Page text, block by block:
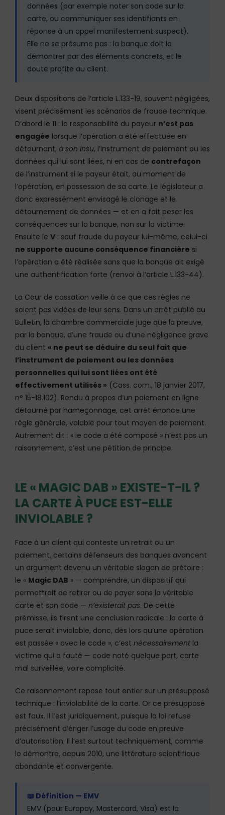
données (par exemple noter son code sur la
carte, ou communiquer ses identifiants en
réponse à un appel manifestement suspect).
Elle ne se présume pas : la banque doit la
démontrer par des éléments concrets, et le
doute profite au client.
Deux dispositions de l’article L.133-19, souvent négligées,
visent précisément les scénarios de fraude technique.
D’abord le II : la responsabilité du payeur n’est pas
engagée lorsque l’opération a été effectuée en
détournant, à son insu, l’instrument de paiement ou les
données qui lui sont liées, ni en cas de contrefaçon
de l’instrument si le payeur était, au moment de
l’opération, en possession de sa carte. Le législateur a
donc expressément envisagé le clonage et le
détournement de données — et en a fait peser les
conséquences sur la banque, non sur la victime.
Ensuite le V : sauf fraude du payeur lui-même, celui-ci
ne supporte aucune conséquence financière si
l’opération a été réalisée sans que la banque ait exigé
une authentification forte (renvoi à l’article L.133-44).
La Cour de cassation veille à ce que ces règles ne
soient pas vidées de leur sens. Dans un arrêt publié au
Bulletin, la chambre commerciale juge que la preuve,
par la banque, d’une fraude ou d’une négligence grave
du client « ne peut se déduire du seul fait que
l’instrument de paiement ou les données
personnelles qui lui sont liées ont été
effectivement utilisés » (Cass. com., 18 janvier 2017,
n° 15-18.102). Rendu à propos d’un paiement en ligne
détourné par hameçonnage, cet arrêt énonce une
règle générale, valable pour tout moyen de paiement.
Autrement dit : « le code a été composé » n’est pas un
raisonnement, c’est une pétition de principe.
LE « MAGIC DAB » EXISTE-T-IL ?
LA CARTE À PUCE EST-ELLE
INVIOLABLE ?
Face à un client qui conteste un retrait ou un
paiement, certains défenseurs des banques avancent
un argument devenu un véritable slogan de prétoire :
le « Magic DAB » — comprendre, un dispositif qui
permettrait de retirer ou de payer sans la véritable
carte et son code — n’existerait pas. De cette
prémisse, ils tirent une conclusion radicale : la carte à
puce serait inviolable, donc, dès lors qu’une opération
est passée « avec le code », c’est nécessairement la
victime qui a fauté — code noté quelque part, carte
mal surveillée, voire complicité.
Ce raisonnement repose tout entier sur un présupposé
technique : l’inviolabilité de la carte. Or ce présupposé
est faux. Il l’est juridiquement, puisque la loi refuse
précisément d’ériger l’usage du code en preuve
d’autorisation. Il l’est surtout techniquement, comme
le démontre, depuis 2010, une littérature scientifique
abondante et convergente.
📖 Définition — EMV
EMV (pour Europay, Mastercard, Visa) est la